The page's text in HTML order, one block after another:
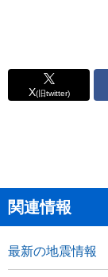
X(旧twitter)
関連情報
最新の地震情報